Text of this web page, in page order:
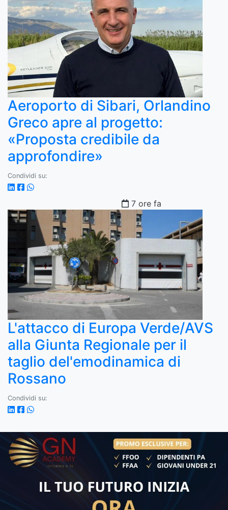
Aeroporto di Sibari, Orlandino
Greco apre al progetto:
«Proposta credibile da
approfondire»
Condividi su:
7 ore fa
L'attacco di Europa Verde/AVS
alla Giunta Regionale per il
taglio del'emodinamica di
Rossano
Condividi su: